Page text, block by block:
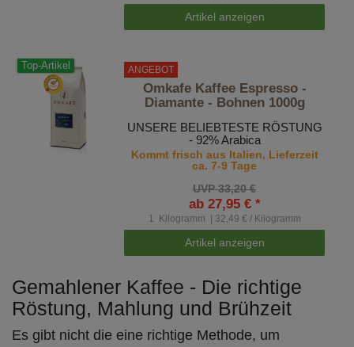
Artikel anzeigen
Top-Artikel ANGEBOT
Omkafe Kaffee Espresso -
Diamante - Bohnen 1000g
UNSERE BELIEBTESTE RÖSTUNG
- 92% Arabica
Kommt frisch aus Italien, Lieferzeit
ca. 7-9 Tage
UVP 33,20 €
ab 27,95 € *
1 Kilogramm | 32,49 € / Kilogramm
Artikel anzeigen
Gemahlener Kaffee - Die richtige
Röstung, Mahlung und Brühzeit
Es gibt nicht die eine richtige Methode, um